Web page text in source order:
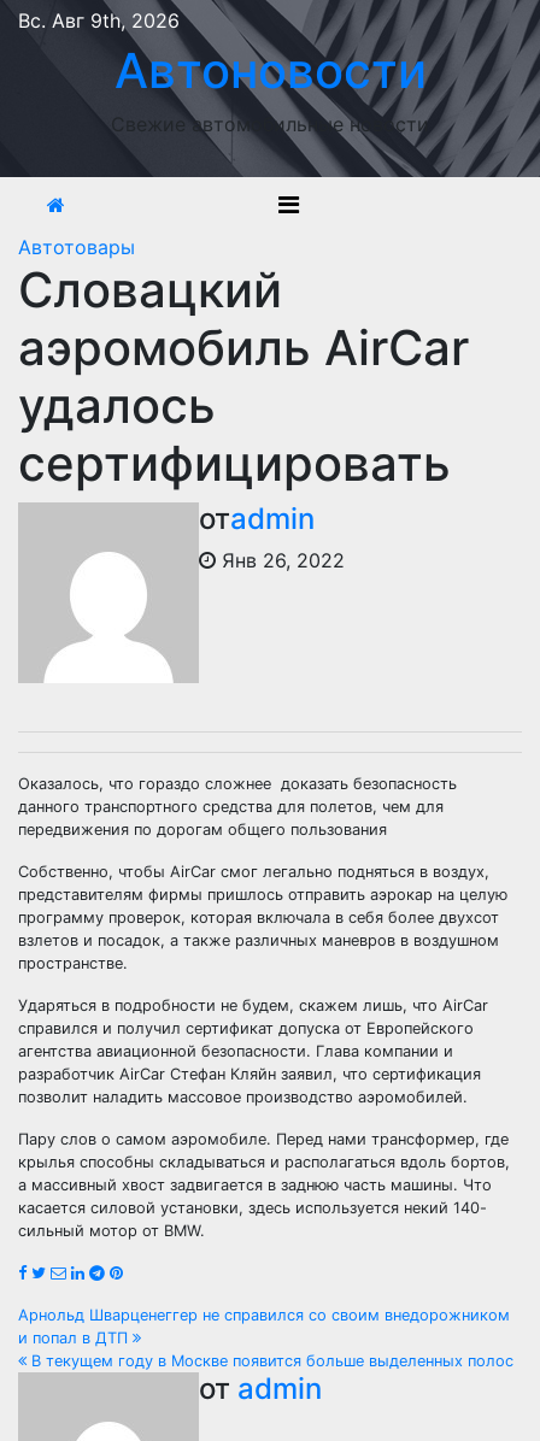
Перейти
содержимому
Вс. Авг 9th, 2026
Автоновости
Свежие автомобильные новости
Автотовары
Словацкий
аэромобиль AirCar
удалось
сертифицировать
отadmin
Янв 26, 2022
Оказалось, что гораздо сложнее доказать безопасность
данного транспортного средства для полетов, чем для
передвижения по дорогам общего пользования
Собственно, чтобы AirCar смог легально подняться в воздух,
представителям фирмы пришлось отправить аэрокар на целую
программу проверок, которая включала в себя более двухсот
взлетов и посадок, а также различных маневров в воздушном
пространстве.
Ударяться в подробности не будем, скажем лишь, что AirCar
справился и получил сертификат допуска от Европейского
агентства авиационной безопасности. Глава компании и
разработчик AirCar Стефан Кляйн заявил, что сертификация
позволит наладить массовое производство аэромобилей.
Пару слов о самом аэромобиле. Перед нами трансформер, где
крылья способны складываться и располагаться вдоль бортов,
а массивный хвост задвигается в заднюю часть машины. Что
касается силовой установки, здесь используется некий 140-
сильный мотор от BMW.
Навигация
по
записям
Арнольд Шварценеггер не справился со своим внедорожником
и попал в ДТП
В текущем году в Москве появится больше выделенных полос
от admin